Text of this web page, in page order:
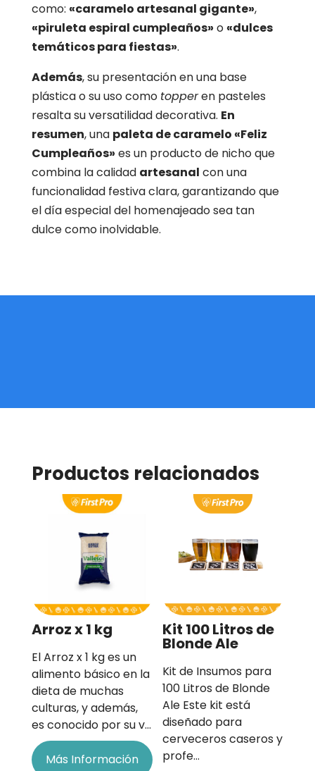
como: «caramelo artesanal gigante»,
«piruleta espiral cumpleaños» o «dulces
temáticos para fiestas».
Además, su presentación en una base
plástica o su uso como topperen pasteles
resalta su versatilidad decorativa. En
resumen, una paleta de caramelo «Feliz
Cumpleaños» es un producto de nicho que
combina la calidad artesanal con una
funcionalidad festiva clara, garantizando que
el día especial del homenajeado sea tan
dulce como inolvidable.
Productos relacionados
Arroz x 1 kg
El Arroz x 1 kg es un
alimento básico en la
dieta de muchas
culturas, y además,
es conocido por su v…
Más Información
Kit 100 Litros de
Blonde Ale
Kit de Insumos para
100 Litros de Blonde
Ale Este kit está
diseñado para
cerveceros caseros y
profe…